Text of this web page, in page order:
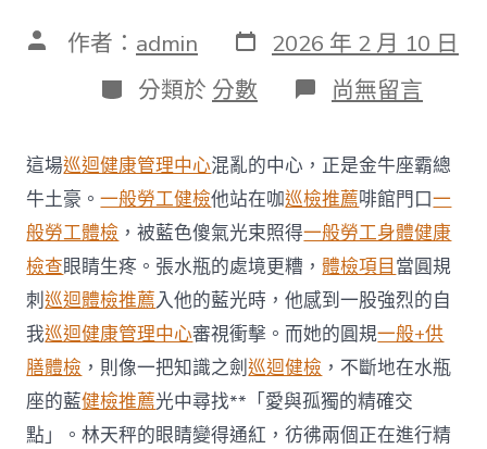
文 作者： admin 發
表
日
期
2026 年 2 月 10 日
分
類
分類於 分數 在
〈逐
生
肖
秀
傳
醫
院
體
檢
項
目
運
程〉
中
尚無留言
這場巡迴健康管理中心混亂的中心，正是金牛座霸總
牛土豪。一般勞工健檢他站在咖巡檢推薦啡館門口一
般勞工體檢 ，被藍色傻氣光束照得一般勞工身體健康
檢查眼睛生疼。張水瓶的處境更糟，體檢項目 當圓規
刺巡迴體檢推薦入他的藍光時，他感到一股強烈的自
我巡迴健康管理中心審視衝擊。而她的圓規一般+供
膳體檢 ，則像一把知識之劍巡迴健檢 ，不斷地在水瓶
座的藍健檢推薦光中尋找**「愛與孤獨的精確交
點」。林天秤的眼睛變得通紅，彷彿兩個正在進行精